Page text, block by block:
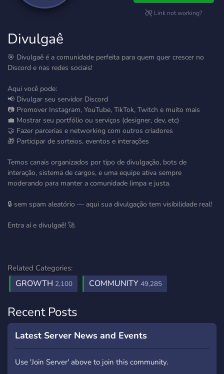
Link not working?
Divulgaê
🎯 Divulgaê é a comunidade perfeita para quem quer crescer no
Discord e nas redes sociais!
Aqui você pode:
📢 Divulgar seu servidor Discord
📷 Promover Instagram, YouTube, TikTok, Twitch e muito mais
💼 Mostrar seu portfólio ou serviços (designer, dev, etc)
🤝 Fazer parcerias e networking com outros criadores
🎁 Participar de sorteios, eventos e interações
Temos canais organizados por tipo de divulgação, bots de
interação, sistema de cargos, e uma equipe ativa sempre
moderando para manter a comunidade limpa e justa.
🔒 sem spam aleatório — aqui sua divulgação tem visibilidade real!
Entra aí e divulgaê! 🚀
Related Categories:
GROWTH 2,100 COMMUNITY 49,285
Recent Posts
Latest Server News and Events
Use 'Join Server' above to join this community.